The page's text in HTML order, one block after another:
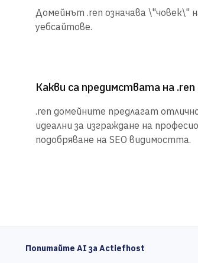
Домейнът .ren означава \"човек\"
уебсайтове.
Какви са предимствата на .ren
.ren домейните предлагат
идеални за изграждане на
подобряване на SEO видимостта.
Попитайте AI за Actiefhost